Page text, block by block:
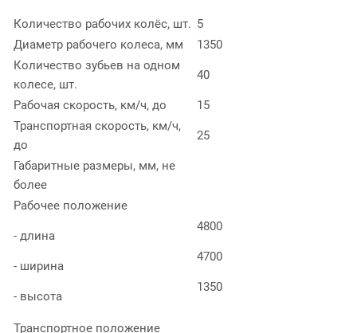
Количество рабочих колёс, шт. 5
Диаметр рабочего колеса, мм
1350
Количество зубьев на одном
колесе, шт.
40
Рабочая скорость, км/ч, до
15
Транспортная скорость, км/ч,
до
25
Габаритные размеры, мм, не
более
Рабочее положение
- длина
- ширина
- высота
4800
4700
1350
Транспортное положение